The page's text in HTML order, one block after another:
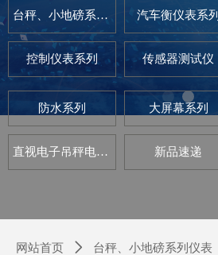
网站首页 ꄲ 台秤、小地磅系列仪表
台秤、小地磅系列仪表 汽车衡仪表系列
控制仪表系列 传感器测试仪
防水系列 大屏幕系列
直视电子吊秤电路板套件 新品速递